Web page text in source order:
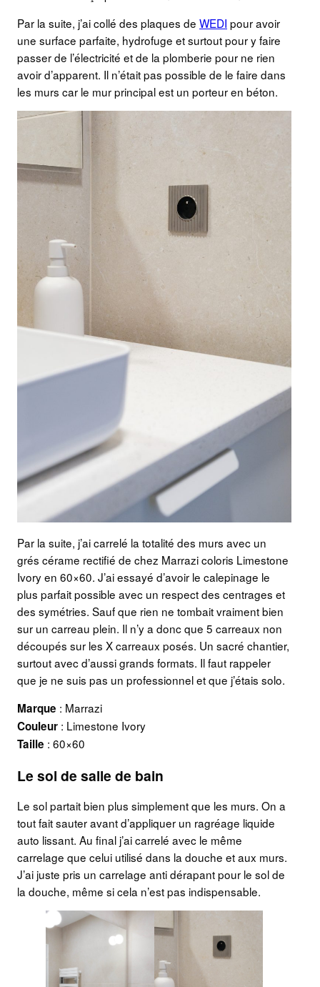
Par la suite, j’ai collé des plaques de WEDI pour avoir
une surface parfaite, hydrofuge et surtout pour y faire
passer de l’électricité et de la plomberie pour ne rien
avoir d’apparent. Il n’était pas possible de le faire dans
les murs car le mur principal est un porteur en béton.
Par la suite, j’ai carrelé la totalité des murs avec un
grés cérame rectifié de chez Marrazi coloris Limestone
Ivory en 60×60. J’ai essayé d’avoir le calepinage le
plus parfait possible avec un respect des centrages et
des symétries. Sauf que rien ne tombait vraiment bien
sur un carreau plein. Il n’y a donc que 5 carreaux non
découpés sur les X carreaux posés. Un sacré chantier,
surtout avec d’aussi grands formats. Il faut rappeler
que je ne suis pas un professionnel et que j’étais solo.
Marque : Marrazi
Couleur : Limestone Ivory
Taille : 60×60
Le sol de salle de bain
Le sol partait bien plus simplement que les murs. On a
tout fait sauter avant d’appliquer un ragréage liquide
auto lissant. Au final j’ai carrelé avec le même
carrelage que celui utilisé dans la douche et aux murs.
J’ai juste pris un carrelage anti dérapant pour le sol de
la douche, même si cela n’est pas indispensable.